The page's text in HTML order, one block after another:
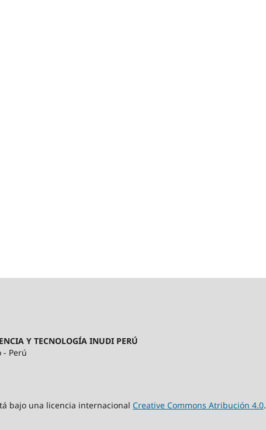
Y TECNOLOGÍA INUDI PERÚ
- Perú
bajo una licencia internacional Creative Commons Atribución 4.0.